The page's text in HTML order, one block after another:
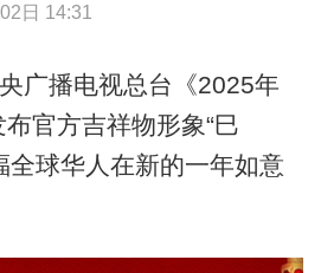
日 14:31
广播电视总台《2025年
官方吉祥物形象“巳
全球华人在新的一年如意